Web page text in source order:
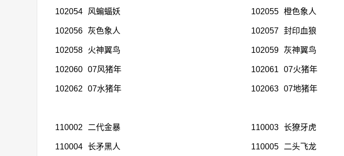
102054 风蝙蝠妖 102055 橙色象人
102056 灰色象人 102057 封印血狼
102058 火神翼鸟 102059 灰神翼鸟
102060 07风猪年 102061 07火猪年
102062 07水猪年 102063 07地猪年
110002 二代金暴 110003 长獠牙虎
110004 长矛黑人 110005 二头飞龙